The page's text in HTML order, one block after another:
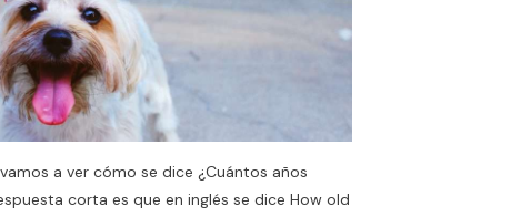
a ver cómo se dice ¿Cuántos años
corta es que en inglés se dice How old